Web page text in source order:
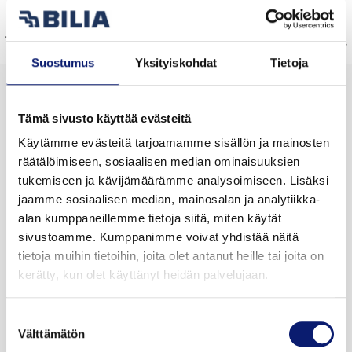
Suostumus Yksityiskohdat Tietoja
Tämä sivusto käyttää evästeitä
Käytämme evästeitä tarjoamamme sisällön ja mainosten
räätälöimiseen, sosiaalisen median ominaisuuksien
tukemiseen ja kävijämäärämme analysoimiseen. Lisäksi
jaamme sosiaalisen median, mainosalan ja analytiikka-
alan kumppaneillemme tietoja siitä, miten käytät
sivustoamme. Kumppanimme voivat yhdistää näitä
tietoja muihin tietoihin, joita olet antanut heille tai joita on
kerätty, kun olet käyttänyt heidän palvelujaan.
valinta
Välttämätön
Omamekaanikon, joka tuntee niin Volvosi kuin sinut.
Tule ja kysy lisää Bilia Huoltorahasta vaihtoautomyyjiltämme.
Volvon tehdastakuun jatkoksi voit hankkia lisäturvaa
(Volvo Extended Warranty) jopa kolmeksi vuodeksi.
Tämä lisäturva vastaa uuden auton takuuta, se ei
koske normaalista kulumisesta johtuvia vikoja tai
ehdoissa lueteltuja poikkeuksia.
Extended Warranty seuraa autoa, eli sen voi siirtää
seuraavalle omistajalle myydessäsi auton.